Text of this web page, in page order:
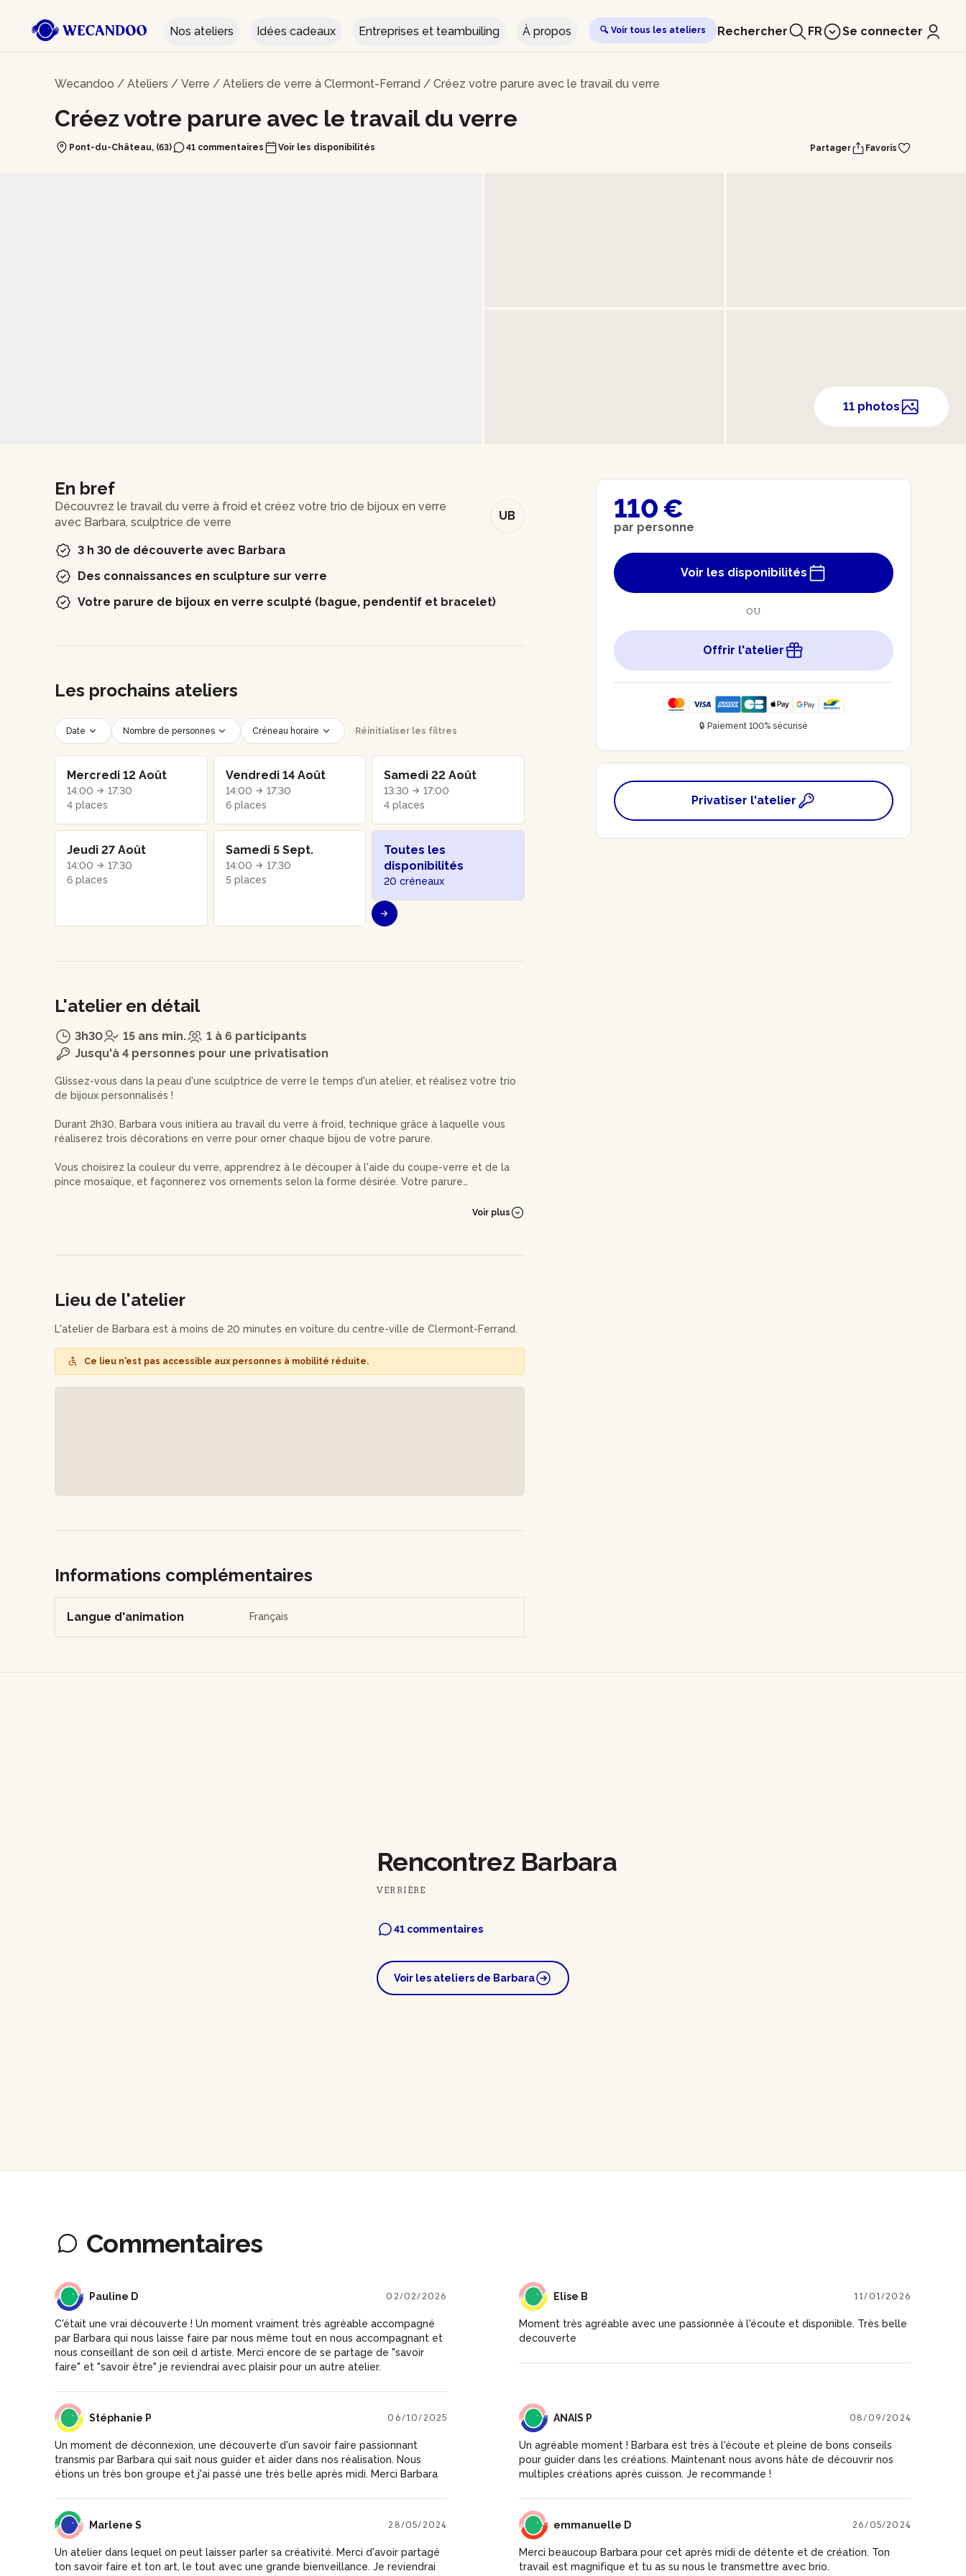
Nos ateliers Idées cadeaux Entreprises et teambuiling À propos 🔍 Voir tous les ateliers Rechercher FR Se connecter
Wecandoo / Ateliers / Verre / Ateliers de verre à Clermont-Ferrand / Créez votre parure avec le travail du verre
Créez votre parure avec le travail du verre
Pont-du-Château, (63) 41 commentaires Voir les disponibilités Partager Favoris
11 photos
En bref
UB
Découvrez le travail du verre à froid et créez votre trio de bijoux en verre
avec Barbara, sculptrice de verre
3 h 30 de découverte avec Barbara
Des connaissances en sculpture sur verre
Votre parure de bijoux en verre sculpté (bague, pendentif et bracelet)
Les prochains ateliers
Date Nombre de personnes Créneau horaire Réinitialiser les filtres
Mercredi 12 Août
14:00
17:30
4 places
Vendredi 14 Août
14:00
17:30
6 places
Samedi 22 Août
13:30
17:00
4 places
Jeudi 27 Août
14:00
17:30
6 places
Samedi 5 Sept.
14:00
17:30
5 places
Toutes les
disponibilités
20 créneaux
L'atelier en détail
3h30 15 ans min.
1 à 6 participants
Jusqu'à 4 personnes pour une privatisation
Glissez-vous dans la peau d'une sculptrice de verre le temps d'un atelier, et réalisez votre trio
de bijoux personnalisés !
Durant 2h30, Barbara vous initiera au travail du verre à froid, technique grâce à laquelle vous
réaliserez trois décorations en verre pour orner chaque bijou de votre parure.
Vous choisirez la couleur du verre, apprendrez à le découper à l'aide du coupe-verre et de la
pince mosaïque, et façonnerez vos ornements selon la forme désirée. Votre parure
- unpendentifen verre de forme géométrique (carré, ovale, etc.) fixé à une bélière en laiton,
manière d'une montre. Pour ce bijou, Barbara vous proposera un choix parmi deux modèles de
conviendrez avec elle du jour pour venir récupérer votre superbe parure, qui pourra également
vous être envoyée par la poste (frais d'envoi à votre charge).
Voir plus
Lieu de l'atelier
L'atelier de Barbara est à moins de 20 minutes en voiture du centre-ville de Clermont-Ferrand.
Ce lieu n'est pas accessible aux personnes à mobilité réduite.
Informations complémentaires
Langue d'animation Français
110 €
par personne
Voir les disponibilités
OU
Offrir l'atelier
🔒 Paiement 100% sécurisé
Privatiser l'atelier
Rencontrez Barbara
VERRIÈRE
41 commentaires
Voir les ateliers de Barbara
Commentaires
PD Pauline D 02/02/2026
C'était une vrai découverte ! Un moment vraiment très agréable accompagné
par Barbara qui nous laisse faire par nous même tout en nous accompagnant et
nous conseillant de son œil d artiste. Merci encore de se partage de "savoir
faire" et "savoir être" je reviendrai avec plaisir pour un autre atelier.
EB Elise B 11/01/2026
Moment très agréable avec une passionnée à l'écoute et disponible. Très belle
decouverte
SP Stéphanie P 06/10/2025
Un moment de déconnexion, une découverte d'un savoir faire passionnant
transmis par Barbara qui sait nous guider et aider dans nos réalisation. Nous
étions un très bon groupe et j'ai passé une très belle après midi. Merci Barbara
AP ANAIS P 08/09/2024
Un agréable moment ! Barbara est très à l'écoute et pleine de bons conseils
pour guider dans les créations. Maintenant nous avons hâte de découvrir nos
multiples créations après cuisson. Je recommande !
MS Marlene S 28/05/2024
Un atelier dans lequel on peut laisser parler sa créativité. Merci d'avoir partagé
ton savoir faire et ton art, le tout avec une grande bienveillance. Je reviendrai
ED emmanuelle D 26/05/2024
Merci beaucoup Barbara pour cet après midi de détente et de création. Ton
travail est magnifique et tu as su nous le transmettre avec brio.